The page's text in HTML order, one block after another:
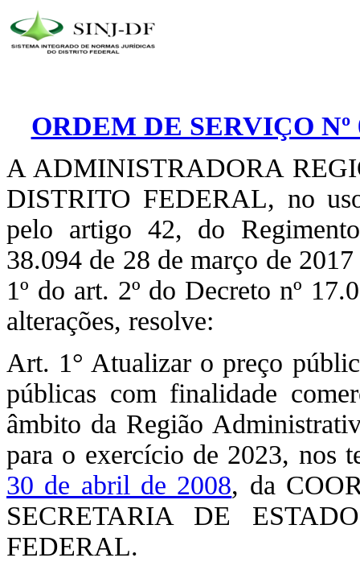
ORDEM DE SERVIÇO
A ADMINISTRADORA
DISTRITO FEDERAL, no
pelo artigo 42, do
38.094 de 28 de março de
1º do art. 2º do Decreto nº
alterações, resolve:
Art. 1° Atualizar o preço
públicas com finalidade
âmbito da Região
para o exercício de 2023, nos
30 de abril de 2008, da
SECRETARIA DE
FEDERAL.